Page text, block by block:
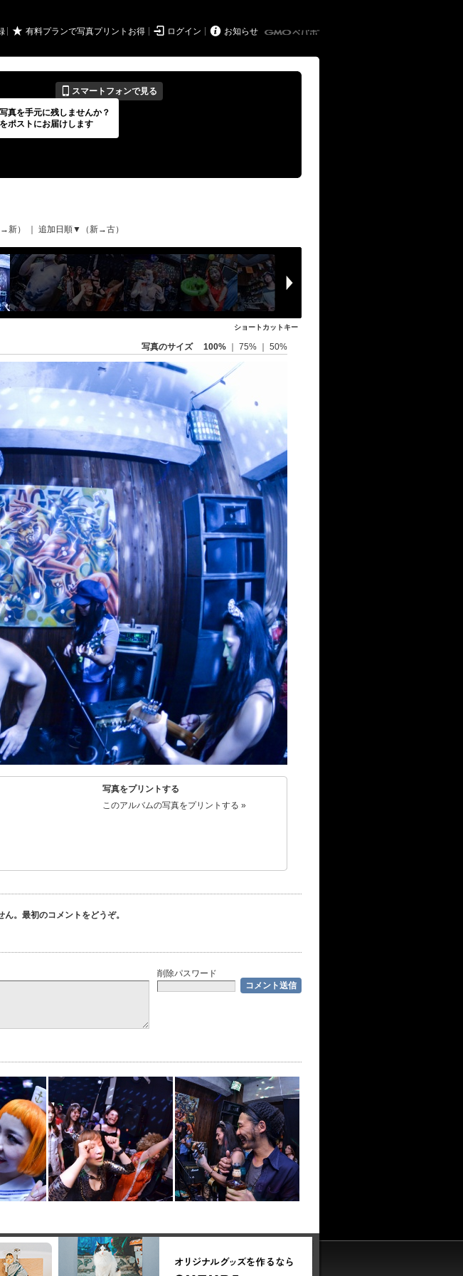
★ 有料プランで写真プリントお得  ログイン  お知らせ
📱 スマートフォンで見る
ントの期間
---
新） 追加日順▼（新→古）
ショートカットキー
写真のサイズ 100% 75% 50%
写真をプリントする
このアルバムの写真をプリントする »
。最初のコメントをどうぞ。
削除パスワード
真を手元に残しませんか？
ポストにお届けします